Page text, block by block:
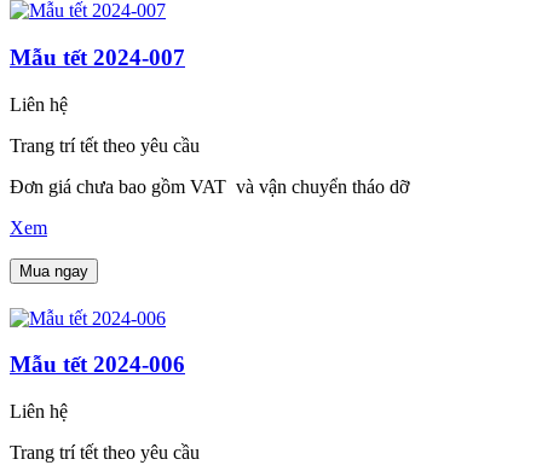
Mẫu tết 2024-007
Liên hệ
Trang trí tết theo yêu cầu
Đơn giá chưa bao gồm VAT và vận chuyển tháo dỡ
Xem
Mua ngay
Mẫu tết 2024-006
Liên hệ
Trang trí tết theo yêu cầu